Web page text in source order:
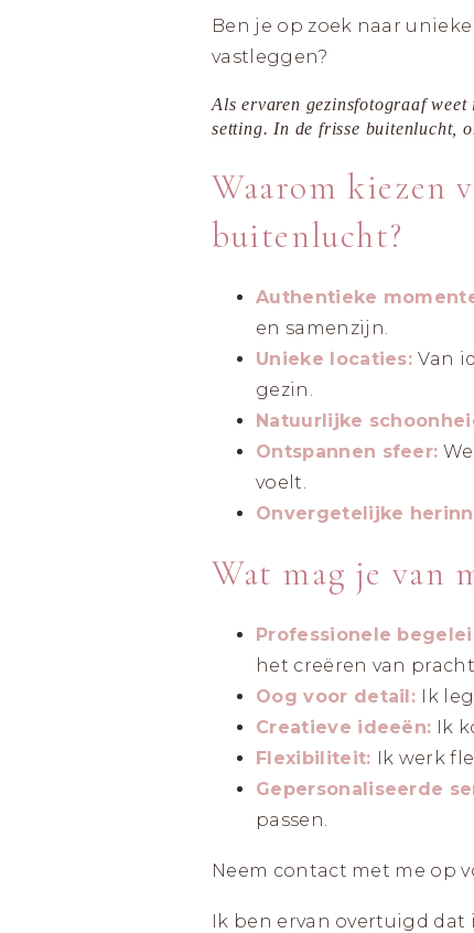
Ben je op zoek naar
vastleggen?
Als ervaren gezinsfotograaf
setting. In de frisse buitenlucht,
Waarom kiezen
buitenlucht?
Authentieke
en samenzijn.
Unieke locaties:Van
gezin.
Natuurlijke
Ontspannen sfeer:
voelt.
Onvergetelijke
Wat mag je van
Professionele
het creëren van
Oog voor detail: Ik
Creatieve ideeën: Ik
Flexibiliteit: Ik werk
Gepersonaliseerde
passen.
Neem contact met me op
Ik ben ervan overtuigd